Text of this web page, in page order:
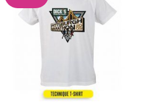
a la
lista de
deseos